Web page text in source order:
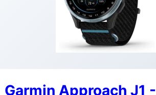
Garmin Approach J1 -